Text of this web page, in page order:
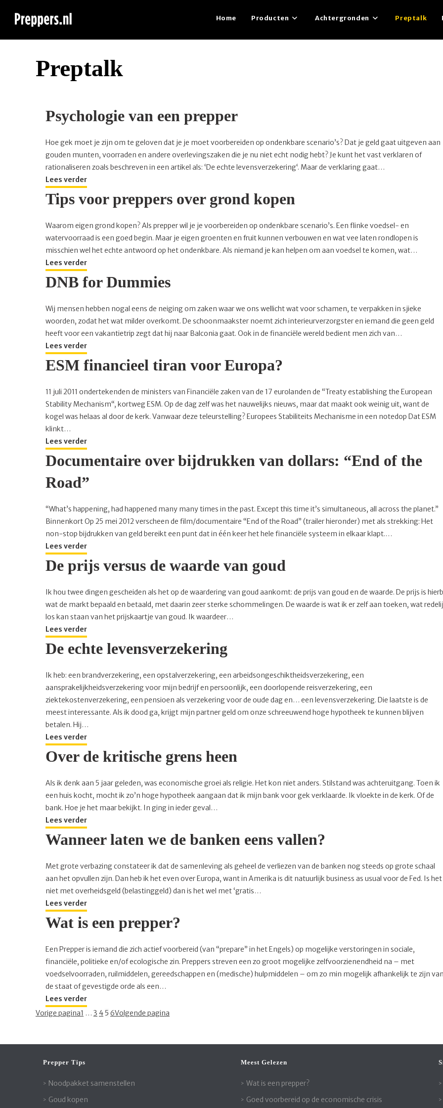
Home Producten Achtergronden Preptalk
Preptalk
Psychologie van een prepper
Hoe gek moet je zijn om te geloven dat je je moet voorbereiden op ondenkbare scenario’s? Dat je geld gaat uitgeven aan
gouden munten, voorraden en andere overlevingszaken die je nu niet echt nodig hebt? Je kunt het vast verklaren of
rationaliseren zoals beschreven in een artikel als: ‘De echte levensverzekering‘. Maar de verklaring gaat…
Lees verder
Tips voor preppers over grond kopen
Waarom eigen grond kopen? Als prepper wil je je voorbereiden op ondenkbare scenario’s. Een flinke voedsel- en
watervoorraad is een goed begin. Maar je eigen groenten en fruit kunnen verbouwen en wat vee laten rondlopen is
misschien wel het echte antwoord op het ondenkbare. Als niemand je kan helpen om aan voedsel te komen, wat…
Lees verder
DNB for Dummies
Wij mensen hebben nogal eens de neiging om zaken waar we ons wellicht wat voor schamen, te verpakken in sjieke
woorden, zodat het wat milder overkomt. De schoonmaakster noemt zich interieurverzorgster en iemand die geen geld
heeft voor een vakantietrip zegt dat hij naar Balconia gaat. Ook in de financiële wereld bedient men zich van…
Lees verder
ESM financieel tiran voor Europa?
11 juli 2011 ondertekenden de ministers van Financiële zaken van de 17 eurolanden de “Treaty establishing the European
Stability Mechanism“, kortweg ESM. Op de dag zelf was het nauwelijks nieuws, maar dat maakt ook weinig uit, want de
kogel was helaas al door de kerk. Vanwaar deze teleurstelling? Europees Stabiliteits Mechanisme in een notedop Dat ESM
klinkt…
Lees verder
Documentaire over bijdrukken van dollars: “End of the
Road”
“What’s happening, had happened many many times in the past. Except this time it’s simultaneous, all across the planet.”
Binnenkort Op 25 mei 2012 verscheen de film/documentaire “End of the Road” (trailer hieronder) met als strekking: Het
non-stop bijdrukken van geld bereikt een punt dat in één keer het hele financiële systeem in elkaar klapt.…
Lees verder
De prijs versus de waarde van goud
Ik hou twee dingen gescheiden als het op de waardering van goud aankomt: de prijs van goud en de waarde. De prijs is
wat de markt bepaald en betaald, met daarin zeer sterke schommelingen. De waarde is wat ik er zelf aan toeken, wat
los kan staan van het prijskaartje van goud. Ik waardeer…
Lees verder
De echte levensverzekering
Ik heb: een brandverzekering, een opstalverzekering, een arbeidsongeschiktheidsverzekering, een
aansprakelijkheidsverzekering voor mijn bedrijf en persoonlijk, een doorlopende reisverzekering, een
ziektekostenverzekering, een pensioen als verzekering voor de oude dag en… een levensverzekering. Die laatste is de
meest interessante. Als ik dood ga, krijgt mijn partner geld om onze schreeuwend hoge hypotheek te kunnen blijven
betalen. Hij…
Lees verder
Over de kritische grens heen
Als ik denk aan 5 jaar geleden, was economische groei als religie. Het kon niet anders. Stilstand was achteruitgang. Toen ik
een huis kocht, mocht ik zo’n hoge hypotheek aangaan dat ik mijn bank voor gek verklaarde. Ik vloekte in de kerk. Of de
bank. Hoe je het maar bekijkt. In ging in ieder geval…
Lees verder
Wanneer laten we de banken eens vallen?
Met grote verbazing constateer ik dat de samenleving als geheel de verliezen van de banken nog steeds op grote schaal
aan het opvullen zijn. Dan heb ik het even over Europa, want in Amerika is dit natuurlijk business as usual voor de Fed. Is het
niet met overheidsgeld (belastinggeld) dan is het wel met ‘gratis…
Lees verder
Wat is een prepper?
Een Prepper is iemand die zich actief voorbereid (van “prepare” in het Engels) op mogelijke verstoringen in sociale,
financiële, politieke en/of ecologische zin. Preppers streven een zo groot mogelijke zelfvoorzienendheid na – met
voedselvoorraden, ruilmiddelen, gereedschappen en (medische) hulpmiddelen – om zo min mogelijk afhankelijk te zijn van
de staat of gevestigde orde als een…
Lees verder
Vorige pagina1 … 3 4 5 6Volgende pagina
Prepper Tips
Noodpakket samenstellen
Goud kopen
Meest Gelezen
Wat is een prepper?
Goed voorbereid op de economische crisis